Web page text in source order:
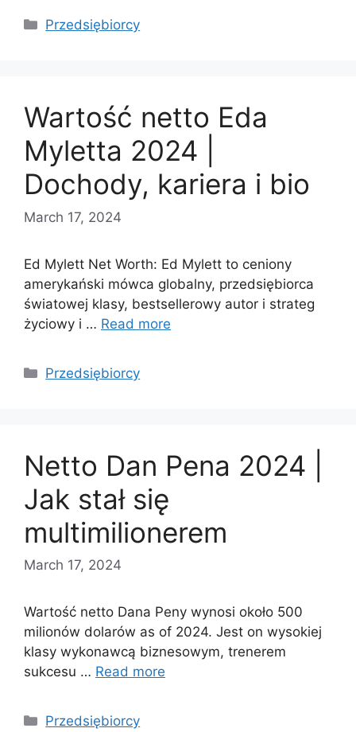
Categories
Przedsiębiorcy
Wartość netto Eda
Myletta 2024 |
Dochody, kariera i bio
March 17, 2024
Ed Mylett Net Worth: Ed Mylett to ceniony
amerykański mówca globalny, przedsiębiorca
światowej klasy, bestsellerowy autor i strateg
życiowy i … Read more
Categories
Przedsiębiorcy
Netto Dan Pena 2024 |
Jak stał się
multimilionerem
March 17, 2024
Wartość netto Dana Peny wynosi około 500
milionów dolarów as of 2024. Jest on wysokiej
klasy wykonawcą biznesowym, trenerem
sukcesu … Read more
Categories
Przedsiębiorcy